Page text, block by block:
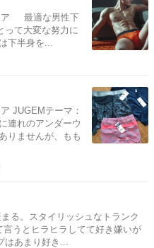
ア 最適な男性下
って大変な努力に
下半身を...
JUGEMテーマ：
連れのアンダーウ
りませんが、もも
る。スタイリッシュなトランク
うとヒラヒラしてて好き嫌いが
あまり好き...